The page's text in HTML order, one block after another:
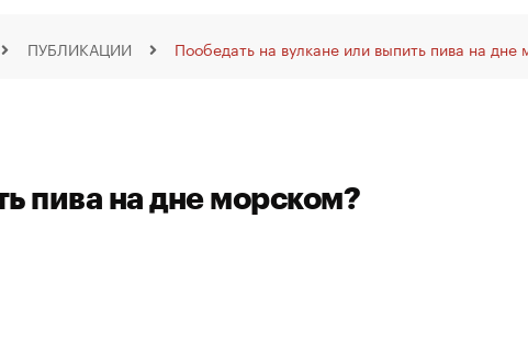
ПУБЛИКАЦИИ Пообедать на вулкане или выпить пива на дне
пива на дне морском?